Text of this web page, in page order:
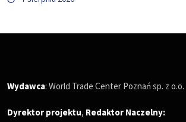
Wydawca: World Trade Center Poznań sp. z o.o.
Dyrektor projektu, Redaktor Naczelny: